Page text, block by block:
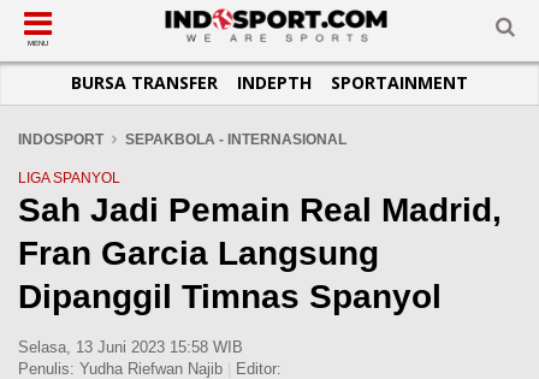
SUB-MENU
SEPAKBOLA
LIGA INGGRIS
LIGA ITALIA
LIGA SPANYOL
LIGA JERMAN
SUB-MENU
SPORTAINMENT
SUB-MENU
OTOMOTIF
OTOMANIA
SUB-MENU
BASKET
FUTSAL
OLIMPIK
E-SPORT
SUB-MENU
JADWAL
SUB-MENU
TOPIK HARI INI
INFOGRAFIS
GALERI FOTO
TEMPAT OLAHRAGA
KOMUNITAS SEHAT
MENU
BURSA TRANSFER INDEPTH SPORTAINMENT
INDOSPORT SEPAKBOLA - INTERNASIONAL
LIGA SPANYOL
Sah Jadi Pemain Real Madrid,
Fran Garcia Langsung
Dipanggil Timnas Spanyol
Selasa, 13 Juni 2023 15:58 WIB
Penulis: Yudha Riefwan Najib Editor: